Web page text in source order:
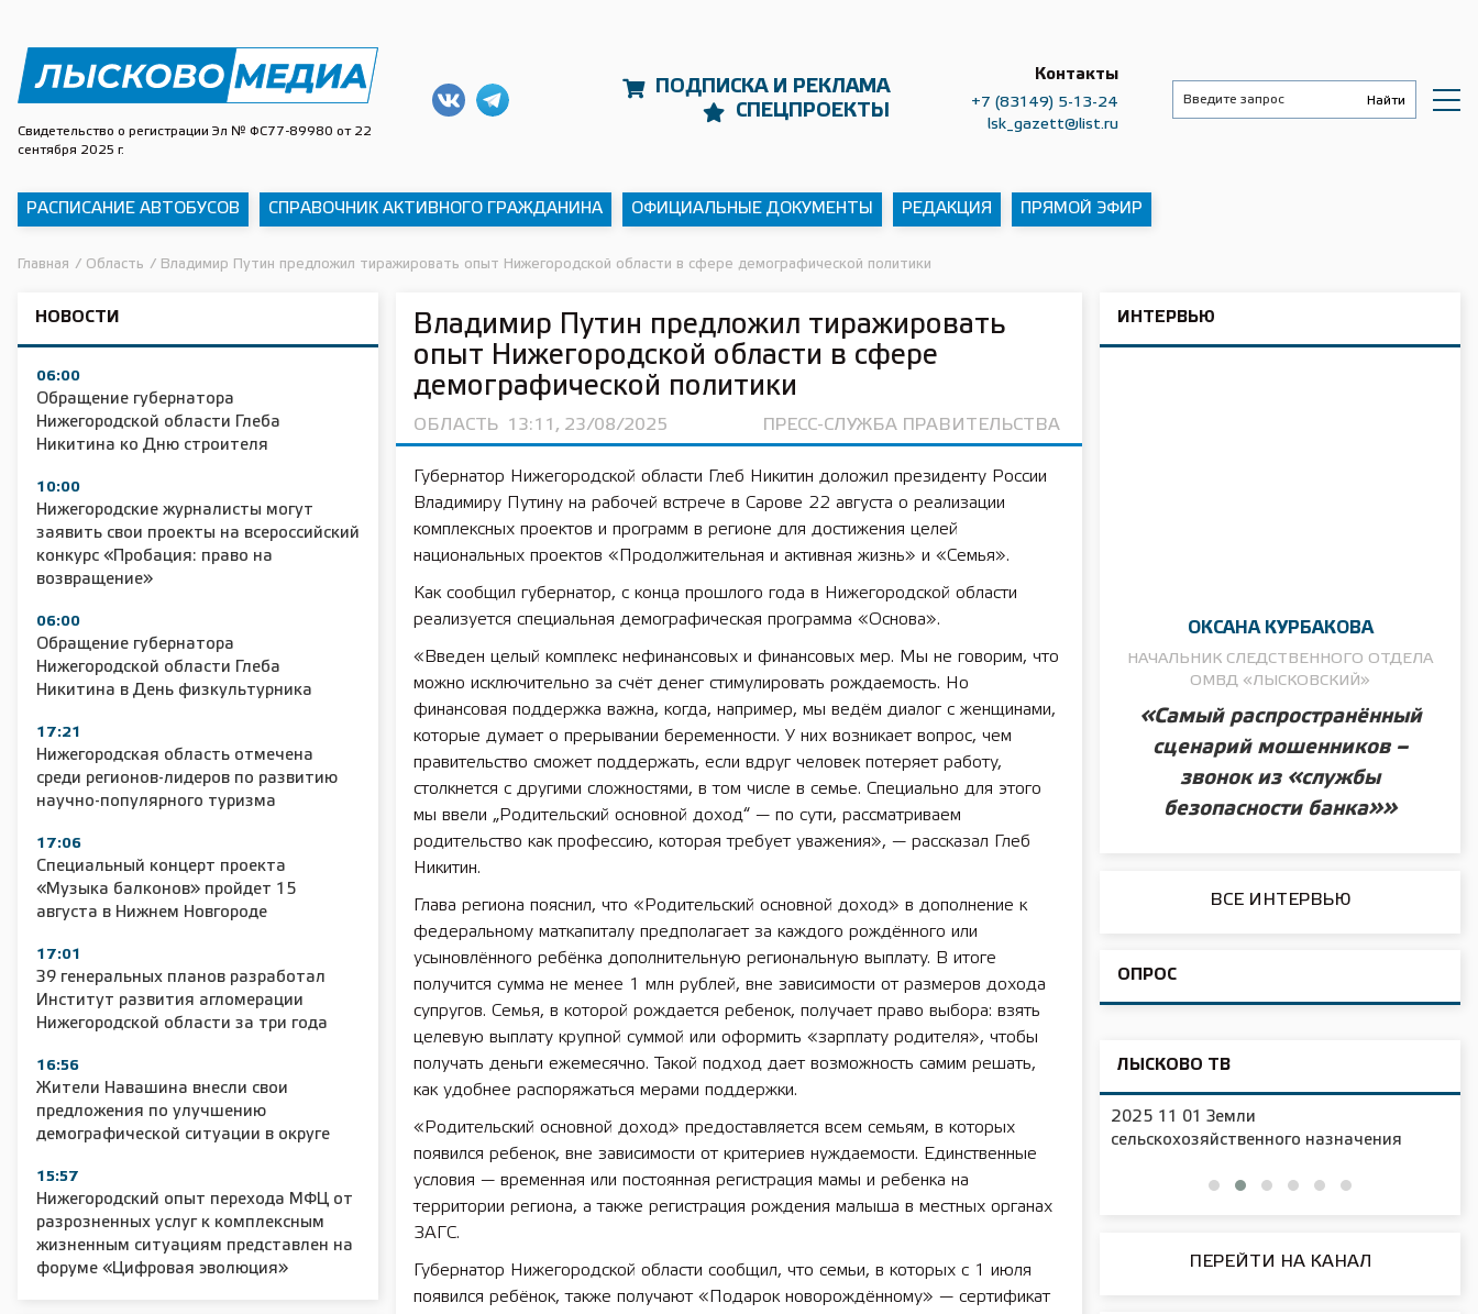
Свидетельство о регистрации Эл № ФС77-89980 от 22
сентября 2025 г.
ПОДПИСКА И РЕКЛАМА
СПЕЦПРОЕКТЫ
Контакты
+7 (83149) 5-13-24
lsk_gazett@list.ru
РАСПИСАНИЕ АВТОБУСОВ СПРАВОЧНИК АКТИВНОГО ГРАЖДАНИНА ОФИЦИАЛЬНЫЕ ДОКУМЕНТЫ РЕДАКЦИЯ ПРЯМОЙ ЭФИР
Главная / Область / Владимир Путин предложил тиражировать опыт Нижегородской области в сфере демографической политики
НОВОСТИ
06:00
Обращение губернатора
Нижегородской области Глеба
Никитина ко Дню строителя
10:00
Нижегородские журналисты могут
заявить свои проекты на всероссийский
конкурс «Пробация: право на
возвращение»
06:00
Обращение губернатора
Нижегородской области Глеба
Никитина в День физкультурника
17:21
Нижегородская область отмечена
среди регионов-лидеров по развитию
научно-популярного туризма
17:06
Специальный концерт проекта
«Музыка балконов» пройдет 15
августа в Нижнем Новгороде
17:01
39 генеральных планов разработал
Институт развития агломерации
Нижегородской области за три года
16:56
Жители Навашина внесли свои
предложения по улучшению
демографической ситуации в округе
15:57
Нижегородский опыт перехода МФЦ от
разрозненных услуг к комплексным
жизненным ситуациям представлен на
форуме «Цифровая эволюция»
Владимир Путин предложил тиражировать
опыт Нижегородской области в сфере
демографической политики
ОБЛАСТЬ 13:11, 23/08/2025 ПРЕСС-СЛУЖБА ПРАВИТЕЛЬСТВА
Губернатор Нижегородской области Глеб Никитин доложил президенту России
Владимиру Путину на рабочей встрече в Сарове 22 августа о реализации
комплексных проектов и программ в регионе для достижения целей
национальных проектов «Продолжительная и активная жизнь» и «Семья».
Как сообщил губернатор, с конца прошлого года в Нижегородской области
реализуется специальная демографическая программа «Основа».
«Введен целый комплекс нефинансовых и финансовых мер. Мы не говорим, что
можно исключительно за счёт денег стимулировать рождаемость. Но
финансовая поддержка важна, когда, например, мы ведём диалог с женщинами,
которые думает о прерывании беременности. У них возникает вопрос, чем
правительство сможет поддержать, если вдруг человек потеряет работу,
столкнется с другими сложностями, в том числе в семье. Специально для этого
мы ввели „Родительский основной доход“ — по сути, рассматриваем
родительство как профессию, которая требует уважения», — рассказал Глеб
Никитин.
Глава региона пояснил, что «Родительский основной доход» в дополнение к
федеральному маткапиталу предполагает за каждого рождённого или
усыновлённого ребёнка дополнительную региональную выплату. В итоге
получится сумма не менее 1 млн рублей, вне зависимости от размеров дохода
супругов. Семья, в которой рождается ребенок, получает право выбора: взять
целевую выплату крупной суммой или оформить «зарплату родителя», чтобы
получать деньги ежемесячно. Такой подход дает возможность самим решать,
как удобнее распоряжаться мерами поддержки.
«Родительский основной доход» предоставляется всем семьям, в которых
появился ребенок, вне зависимости от критериев нуждаемости. Единственные
условия — временная или постоянная регистрация мамы и ребенка на
территории региона, а также регистрация рождения малыша в местных органах
ЗАГС.
Губернатор Нижегородской области сообщил, что семьи, в которых с 1 июля
появился ребёнок, также получают «Подарок новорождённому» — сертификат
ИНТЕРВЬЮ
ОКСАНА КУРБАКОВА
НАЧАЛЬНИК СЛЕДСТВЕННОГО ОТДЕЛА
ОМВД «ЛЫСКОВСКИЙ»
«Самый распространённый
сценарий мошенников –
звонок из «службы
безопасности банка»»
ВСЕ ИНТЕРВЬЮ
ОПРОС
ЛЫСКОВО ТВ
11 01 Сельское хозяйство 2025
сельскохозяйственного назначения
2025 11 01 Новая образовательная
площадка в д/с №16
ПЕРЕЙТИ НА КАНАЛ